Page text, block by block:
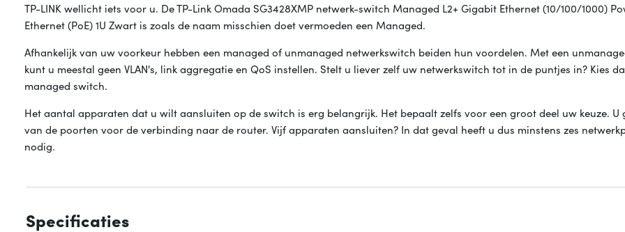
TP-LINK wellicht iets voor u. De TP-Link Omada SG3428XMP netwerk-switch Managed L2+ Gigabit Ethernet (10/100/1000)
Ethernet (PoE) 1U Zwart is zoals de naam misschien doet vermoeden een Managed.
Afhankelijk van uw voorkeur hebben een managed of unmanaged netwerkswitch beiden hun voordelen. Met een
kunt u meestal geen VLAN's, link aggregatie en QoS instellen. Stelt u liever zelf uw netwerkswitch tot in de puntjes in? Kies
managed switch.
Het aantal apparaten dat u wilt aansluiten op de switch is erg belangrijk. Het bepaalt zelfs voor een groot deel uw keuze. U
van de poorten voor de verbinding naar de router. Vijf apparaten aansluiten? In dat geval heeft u dus minstens zes
nodig.
Specificaties